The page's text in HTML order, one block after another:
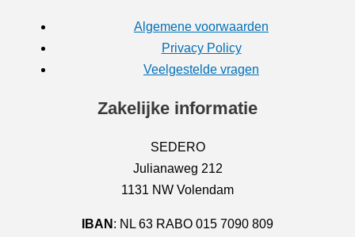
Algemene voorwaarden
Privacy Policy
Veelgestelde vragen
Zakelijke informatie
SEDERO
Julianaweg 212
1131 NW Volendam
IBAN : NL 63 RABO 015 7090 809